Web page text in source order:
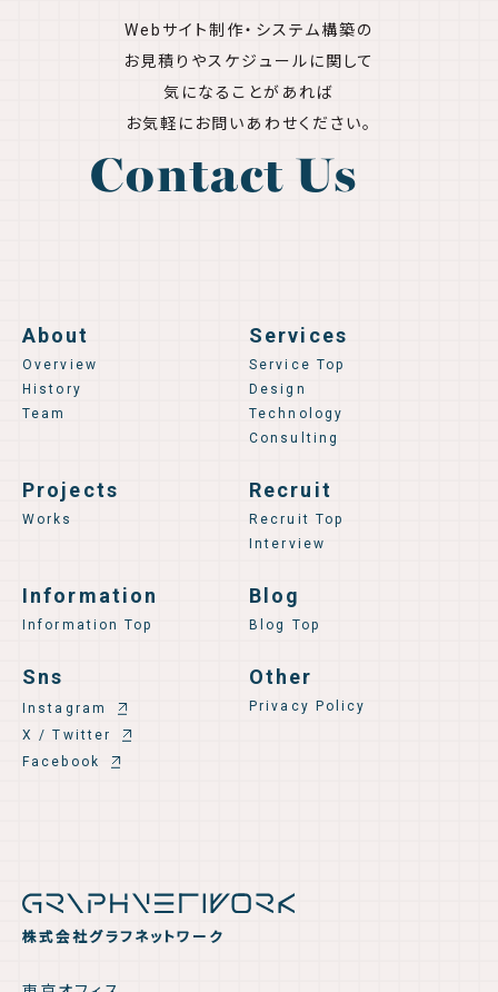
Webサイト制作・システム構築の
お見積りやスケジュールに関して
気になることがあれば
お気軽にお問いあわせください。
Contact Us
株式会社グラフネットワーク
About
Overview
History
Team
Services
Service Top
Design
Technology
Consulting
Projects
Works
Recruit
Recruit Top
Interview
Information
Information Top
Blog
Blog Top
Sns
Instagram
X / Twitter
Facebook
Other
Privacy Policy